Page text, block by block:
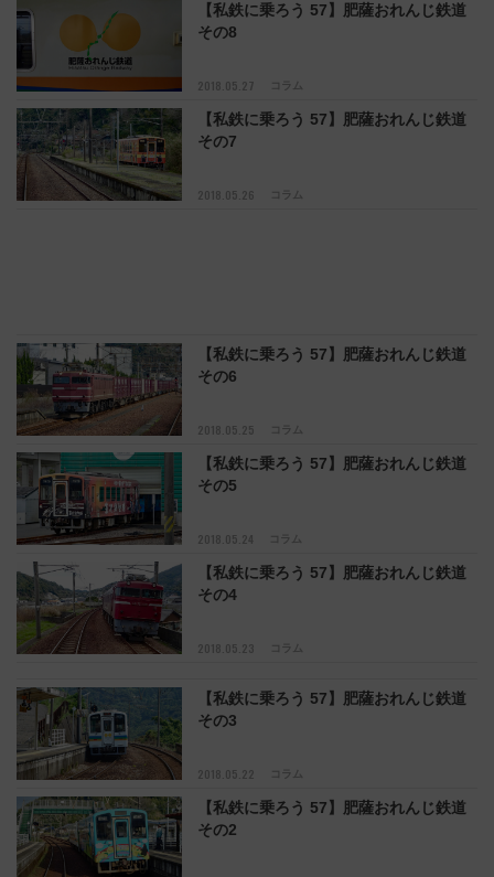
2018.05.27 コラム
【私鉄に乗ろう 57】肥薩おれんじ鉄道
その8
2018.05.26 コラム
【私鉄に乗ろう 57】肥薩おれんじ鉄道
その7
2018.05.25 コラム
【私鉄に乗ろう 57】肥薩おれんじ鉄道
その6
2018.05.24 コラム
【私鉄に乗ろう 57】肥薩おれんじ鉄道
その5
2018.05.23 コラム
【私鉄に乗ろう 57】肥薩おれんじ鉄道
その4
2018.05.22 コラム
【私鉄に乗ろう 57】肥薩おれんじ鉄道
その3
【私鉄に乗ろう 57】肥薩おれんじ鉄道
その2